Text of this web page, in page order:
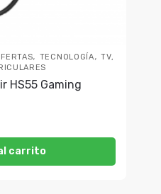
, TECNOLOGÍA,TV,
HS55 Gaming
carrito